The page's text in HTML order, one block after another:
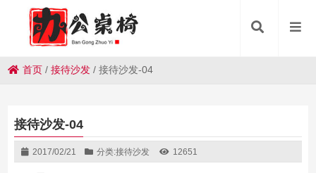
首页 /接待沙发 /接待沙发-04
接待沙发-04
2017/02/21 分类:接待沙发 12651